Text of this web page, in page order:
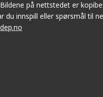
på nettstedet er
du innspill eller spørsmål til